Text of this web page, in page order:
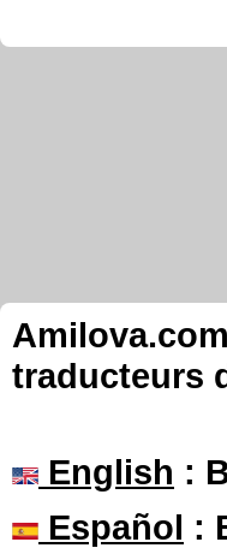
traducteurs
English :
Español :